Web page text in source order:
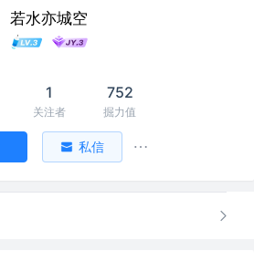
若水亦城空
1
关注者
752
掘力值
私信